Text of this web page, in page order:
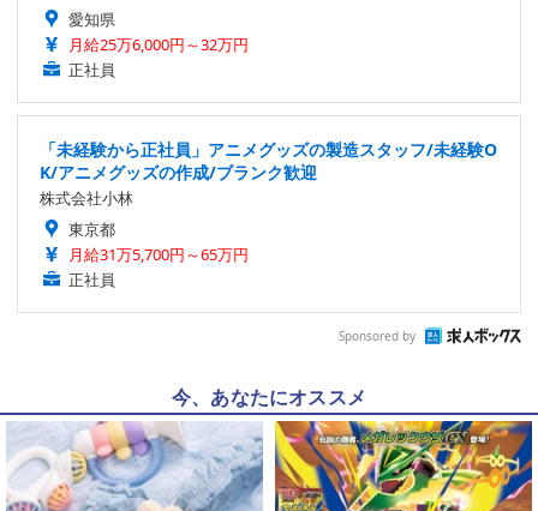
愛知県
月給25万6,000円～32万円
正社員
「未経験から正社員」アニメグッズの製造スタッフ/未経験O
K/アニメグッズの作成/ブランク歓迎
株式会社小林
東京都
月給31万5,700円～65万円
正社員
Sponsored by
今、あなたにオススメ